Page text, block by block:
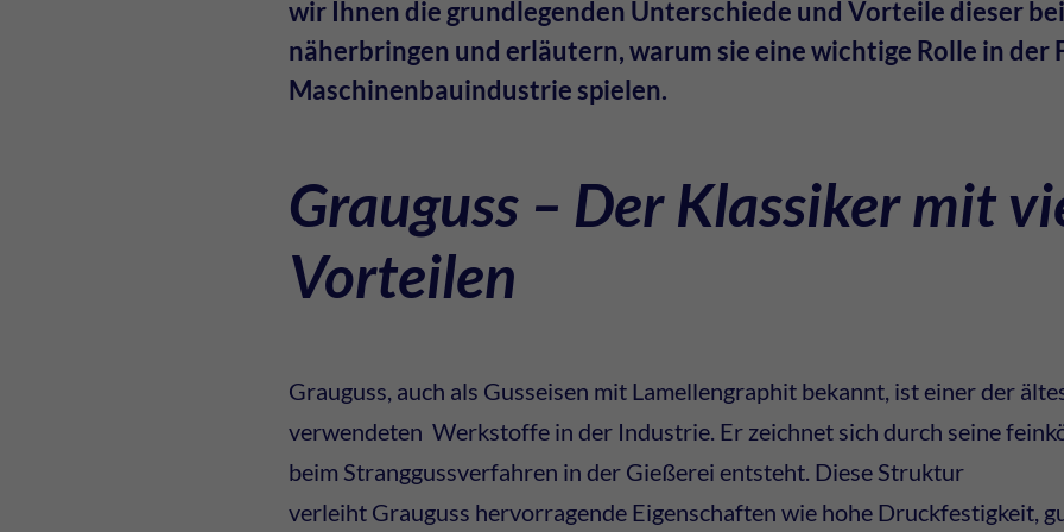
wir Ihnen die grundlegenden Unterschiede und Vorteile dieser
näherbringen und erläutern, warum sie eine wichtige Rolle in der
Maschinenbauindustrie spielen.
Grauguss – Der Klassiker mit
Vorteilen
Grauguss, auch als Gusseisen mit Lamellengraphit bekannt, ist einer der
verwendeten Werkstoffe in der Industrie. Er zeichnet sich durch seine
beim Stranggussverfahren in der Gießerei entsteht. Diese Struktur
verleiht Grauguss hervorragende Eigenschaften wie hohe Druckfestigkeit,